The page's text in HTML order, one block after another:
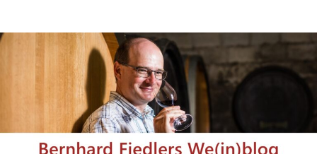
springen